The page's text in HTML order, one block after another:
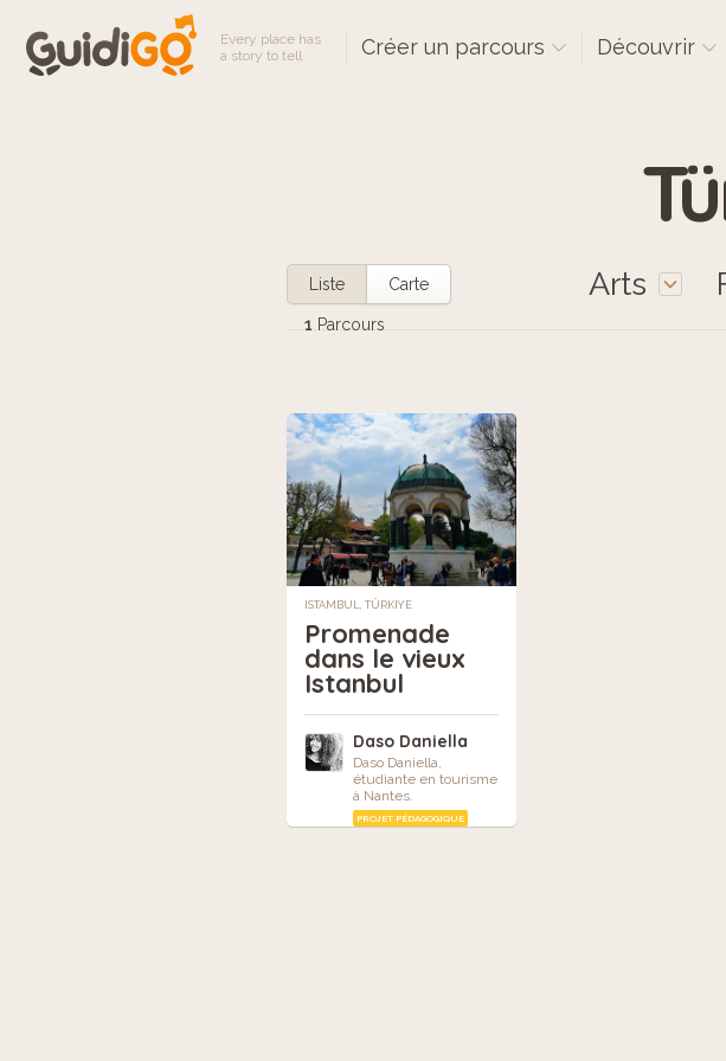
Every place has
a story to tell
Créer un parcours Découvrir
Arts
Liste Carte
1 Parcours
ISTAMBUL, TÜRKIYE
Promenade
dans le vieux
Istanbul
Daso Daniella
Daso Daniella,
étudiante en tourisme
à Nantes.
PROJET PÉDAGOGIQUE